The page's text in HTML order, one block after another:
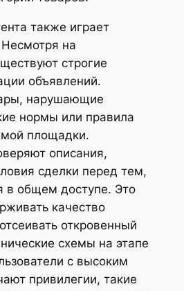
также играет
на
строгие
объявлений.
нарушающие
нормы или правила
площадки.
описания,
сделки перед тем,
в общем доступе. Это
качество
откровенный
схемы на этапе
с высоким
привилегии, такие